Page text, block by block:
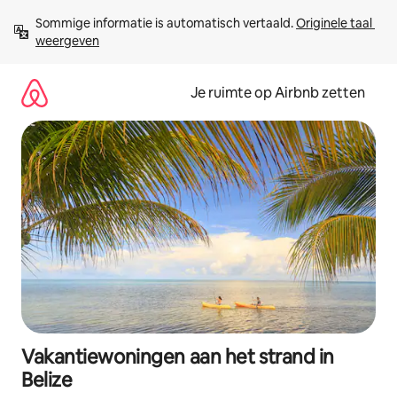
direct
naar
Sommige informatie is automatisch vertaald. Originele taal
weergeven
Je ruimte op Airbnb zetten
Vakantiewoningen aan het strand in
Belize